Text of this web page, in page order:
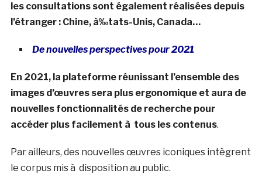
les consultations sont également réalisées depuis
l’étranger : Chine, à‰tats-Unis, Canada…
De nouvelles perspectives pour 2021
En 2021, la plateforme réunissant l’ensemble des
images d’œuvres sera plus ergonomique et aura de
nouvelles fonctionnalités de recherche pour
accéder plus facilement à tous les contenus.
Par ailleurs, des nouvelles œuvres iconiques intègrent
le corpus mis à disposition au public.